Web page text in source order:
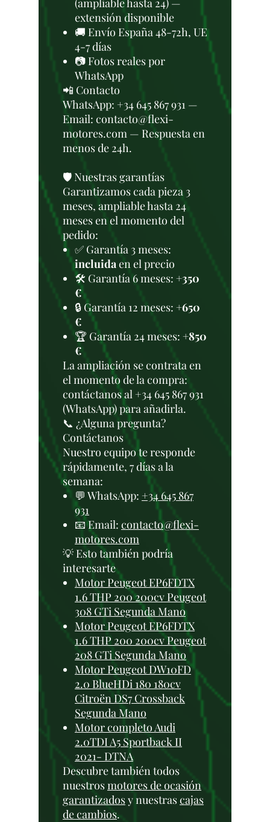
(ampliable hasta 24) —
extensión disponible
🚚 Envío España 48-72h, UE
4-7 días
📷 Fotos reales por
WhatsApp
📲 Contacto
WhatsApp: +34 645 867 931 —
Email: contacto@flexi-
motores.com — Respuesta en
menos de 24h.
🛡️ Nuestras garantías
Garantizamos cada pieza 3
meses, ampliable hasta 24
meses en el momento del
pedido:
✅ Garantía 3 meses:
incluidaen el precio
🛠️ Garantía 6 meses: +350
€
🔒 Garantía 12 meses: +650
€
🏆 Garantía 24 meses: +850
€
La ampliación se contrata en
el momento de la compra:
contáctanos al +34 645 867 931
(WhatsApp) para añadirla.
📞 ¿Alguna pregunta?
Contáctanos
Nuestro equipo te responde
rápidamente, 7 días a la
semana:
💬 WhatsApp: +34 645 867
931
📧 Email: contacto@flexi-
motores.com
💡 Esto también podría
interesarte
Motor Peugeot EP6FDTX
1.6 THP 200 200cv Peugeot
308 GTi Segunda Mano
Motor Peugeot EP6FDTX
1.6 THP 200 200cv Peugeot
208 GTi Segunda Mano
Motor Peugeot DW10FD
2.0 BlueHDi 180 180cv
Citroën DS7 Crossback
Segunda Mano
Motor completo Audi
2.0TDI A5 Sportback II
2021- DTNA
Descubre también todos
nuestrosmotores de ocasión
garantizadosy nuestrascajas
de cambios.